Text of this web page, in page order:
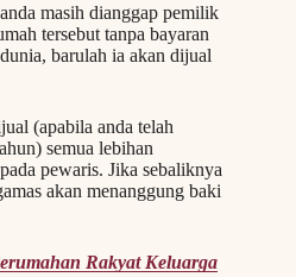
masih dianggap pemilik
tersebut tanpa bayaran
barulah ia akan dijual
(apabila anda telah
semua lebihan
pewaris. Jika sebaliknya
akan menanggung baki
Rakyat Keluarga